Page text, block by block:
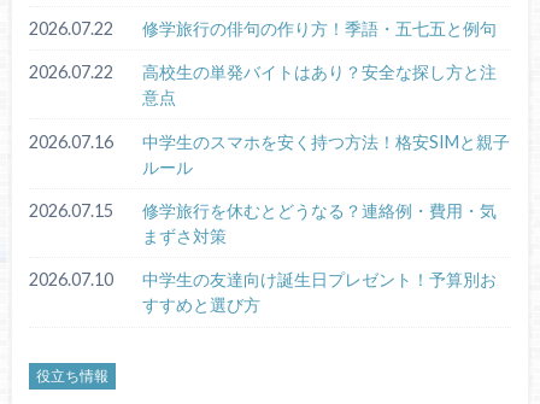
2026.07.22 修学旅行の俳句の作り方！季語・五七五と例句
2026.07.22
高校生の単発バイトはあり？安全な探し方と注
意点
2026.07.16
中学生のスマホを安く持つ方法！格安SIMと親子
ルール
2026.07.15
修学旅行を休むとどうなる？連絡例・費用・気
まずさ対策
2026.07.10
中学生の友達向け誕生日プレゼント！予算別お
すすめと選び方
役立ち情報